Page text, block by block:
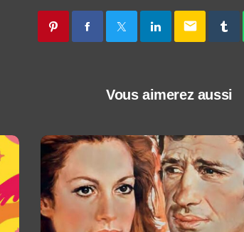
email
Vous aimerez aussi